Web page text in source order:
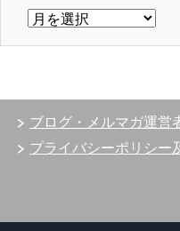
過
ち
ら
ブログ・メルマガ運営
プライバシーポリシー